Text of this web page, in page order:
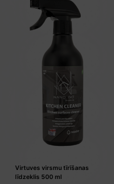
Virtuves virsmu tīrīšanas
līdzeklis 500 ml